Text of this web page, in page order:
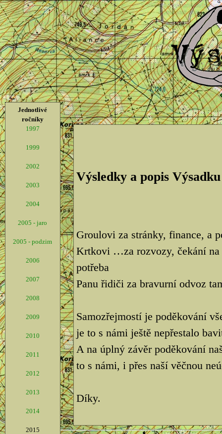
Jednotlivé
ročníky
1997
1999
2002
2003
2004
2005 - jaro
2005 - podzim
2006
2007
2008
2009
2010
2011
2012
2013
2014
2015
Výsledky a popis Výsadku
Groulovi za stránky, finance, a
Krtkovi …za rozvozy, čekání na
potřeba
Panu řidiči za bravurní odvoz
Samozřejmostí je poděkování
je to s námi ještě nepřestalo
A na úplný závěr poděkování
to s námi, i přes naší věčnou
Díky.